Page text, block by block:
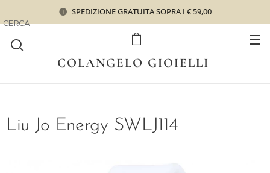
SPEDIZIONE GRATUITA SOPRA I € 59,00
COLANGELO GIOIELLI
CERCA
Liu Jo Energy SWLJ114